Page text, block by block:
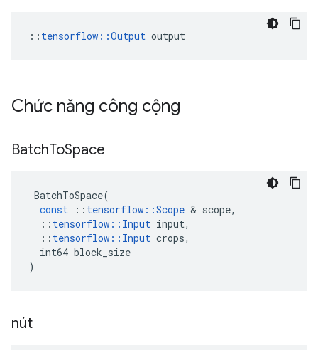
:: tensorflow::Output output
Chức năng công cộng
BatchToSpace
BatchToSpace(
const
:: tensorflow ::Scope & scope,
:: tensorflow :: Input input,
:: tensorflow :: Input crops,
int64 block_size
)
nút